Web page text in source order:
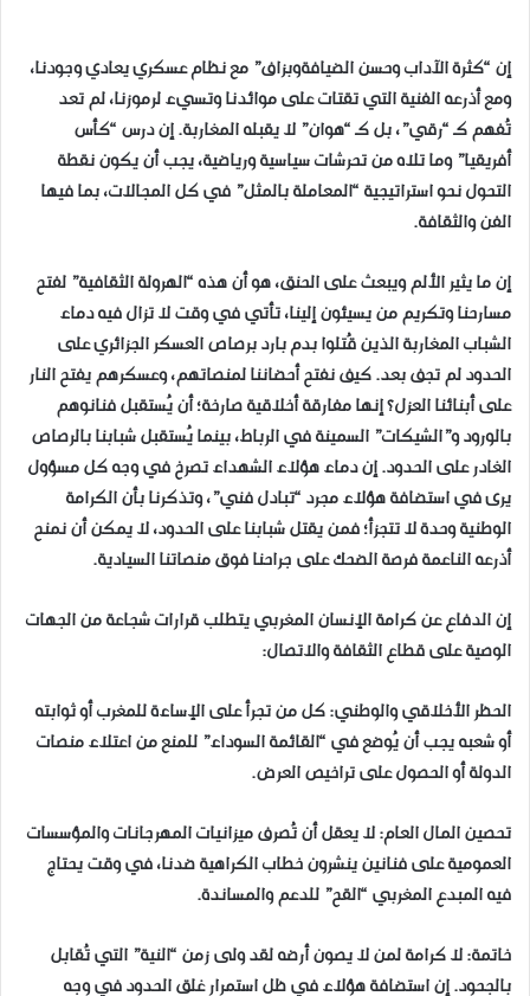
إن “كثرة الآداب وحسن الضيافةوبزاف” مع نظام عسكري يعادي وجودنا،
ومع أذرعه الفنية التي تقتات على موائدنا وتسيء لرموزنا، لم تعد
تُفهم كـ “رقي”، بل كـ “هوان” لا يقبله المغاربة. إن درس “كأس
أفريقيا” وما تلاه من تحرشات سياسية ورياضية، يجب أن يكون نقطة
التحول نحو استراتيجية “المعاملة بالمثل” في كل المجالات، بما فيها
الفن والثقافة.
إن ما يثير الألم ويبعث على الحنق، هو أن هذه “الهرولة الثقافية” لفتح
مسارحنا وتكريم من يسيئون إلينا، تأتي في وقت لا تزال فيه دماء
الشباب المغاربة الذين قُتلوا بدم بارد برصاص العسكر الجزائري على
الحدود لم تجف بعد. كيف نفتح أحضاننا لمنصاتهم، وعسكرهم يفتح النار
على أبنائنا العزل؟ إنها مفارقة أخلاقية صارخة؛ أن يُستقبل فنانوهم
بالورود و”الشيكات” السمينة في الرباط، بينما يُستقبل شبابنا بالرصاص
الغادر على الحدود. إن دماء هؤلاء الشهداء تصرخ في وجه كل مسؤول
يرى في استضافة هؤلاء مجرد “تبادل فني”، وتذكرنا بأن الكرامة
الوطنية وحدة لا تتجزأ؛ فمن يقتل شبابنا على الحدود، لا يمكن أن نمنح
أذرعه الناعمة فرصة الضحك على جراحنا فوق منصاتنا السيادية.
إن الدفاع عن كرامة الإنسان المغربي يتطلب قرارات شجاعة من الجهات
الوصية على قطاع الثقافة والاتصال:
الحظر الأخلاقي والوطني: كل من تجرأ على الإساءة للمغرب أو ثوابته
أو شعبه يجب أن يُوضع في “القائمة السوداء” للمنع من اعتلاء منصات
الدولة أو الحصول على تراخيص العرض.
تحصين المال العام: لا يعقل أن تُصرف ميزانيات المهرجانات والمؤسسات
العمومية على فنانين ينشرون خطاب الكراهية ضدنا، في وقت يحتاج
فيه المبدع المغربي “القح” للدعم والمساندة.
خاتمة: لا كرامة لمن لا يصون أرضه لقد ولى زمن “النية” التي تُقابل
بالجحود. إن استضافة هؤلاء في ظل استمرار غلق الحدود في وجه